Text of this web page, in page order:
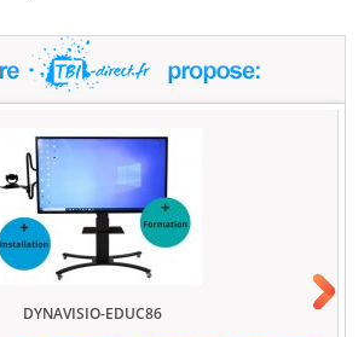
DYNAVISIO-EDUC86